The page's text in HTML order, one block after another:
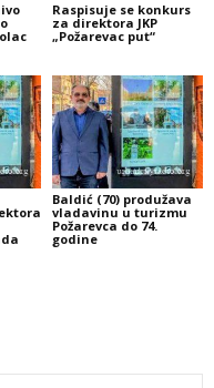
Raspisuje se konkurs
za direktora JKP
„Požarevac put“
Baldić (70) produžava
vladavinu u turizmu
Požarevca do 74.
godine